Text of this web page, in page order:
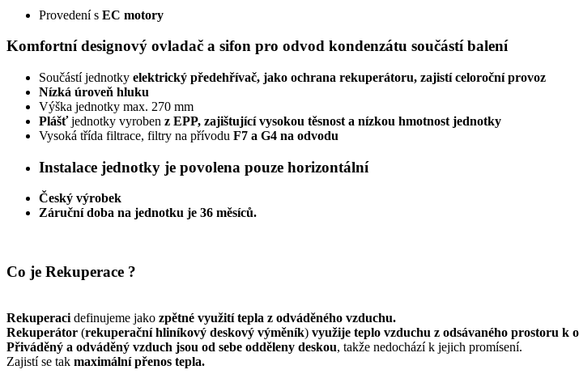
Provedení s EC motory
Komfortnídesignový ovladač a sifon pro odvod kondenzátu součástí balení
Součástí jednotky elektrický předehřívač, jako ochrana rekuperátoru, zajistí celoroční provoz
Nízká úroveň hluku
Výška jednotky max. 270 mm
Plášťjednotky vyroben z EPP, zajištující vysokou těsnost a nízkou hmotnost jednotky
Vysoká třída filtrace, filtry na přívodu F7 a G4 na odvodu
Instalace jednotky je povolena pouze horizontální
Český výrobek
​​​​​​​Záruční doba na jednotku je 36 měsíců.
Co je Rekuperace ?
Rekuperaci definujeme jako zpětné využití tepla z odváděného vzduchu.
Rekuperátor (rekuperační hliníkový deskový výměník) využije teplo vzduchu z odsávaného prostoru k
Přiváděný a odváděný vzduch jsou od sebe odděleny deskou, takže nedochází k jejich promísení.
Zajistí se tak maximální přenos tepla.